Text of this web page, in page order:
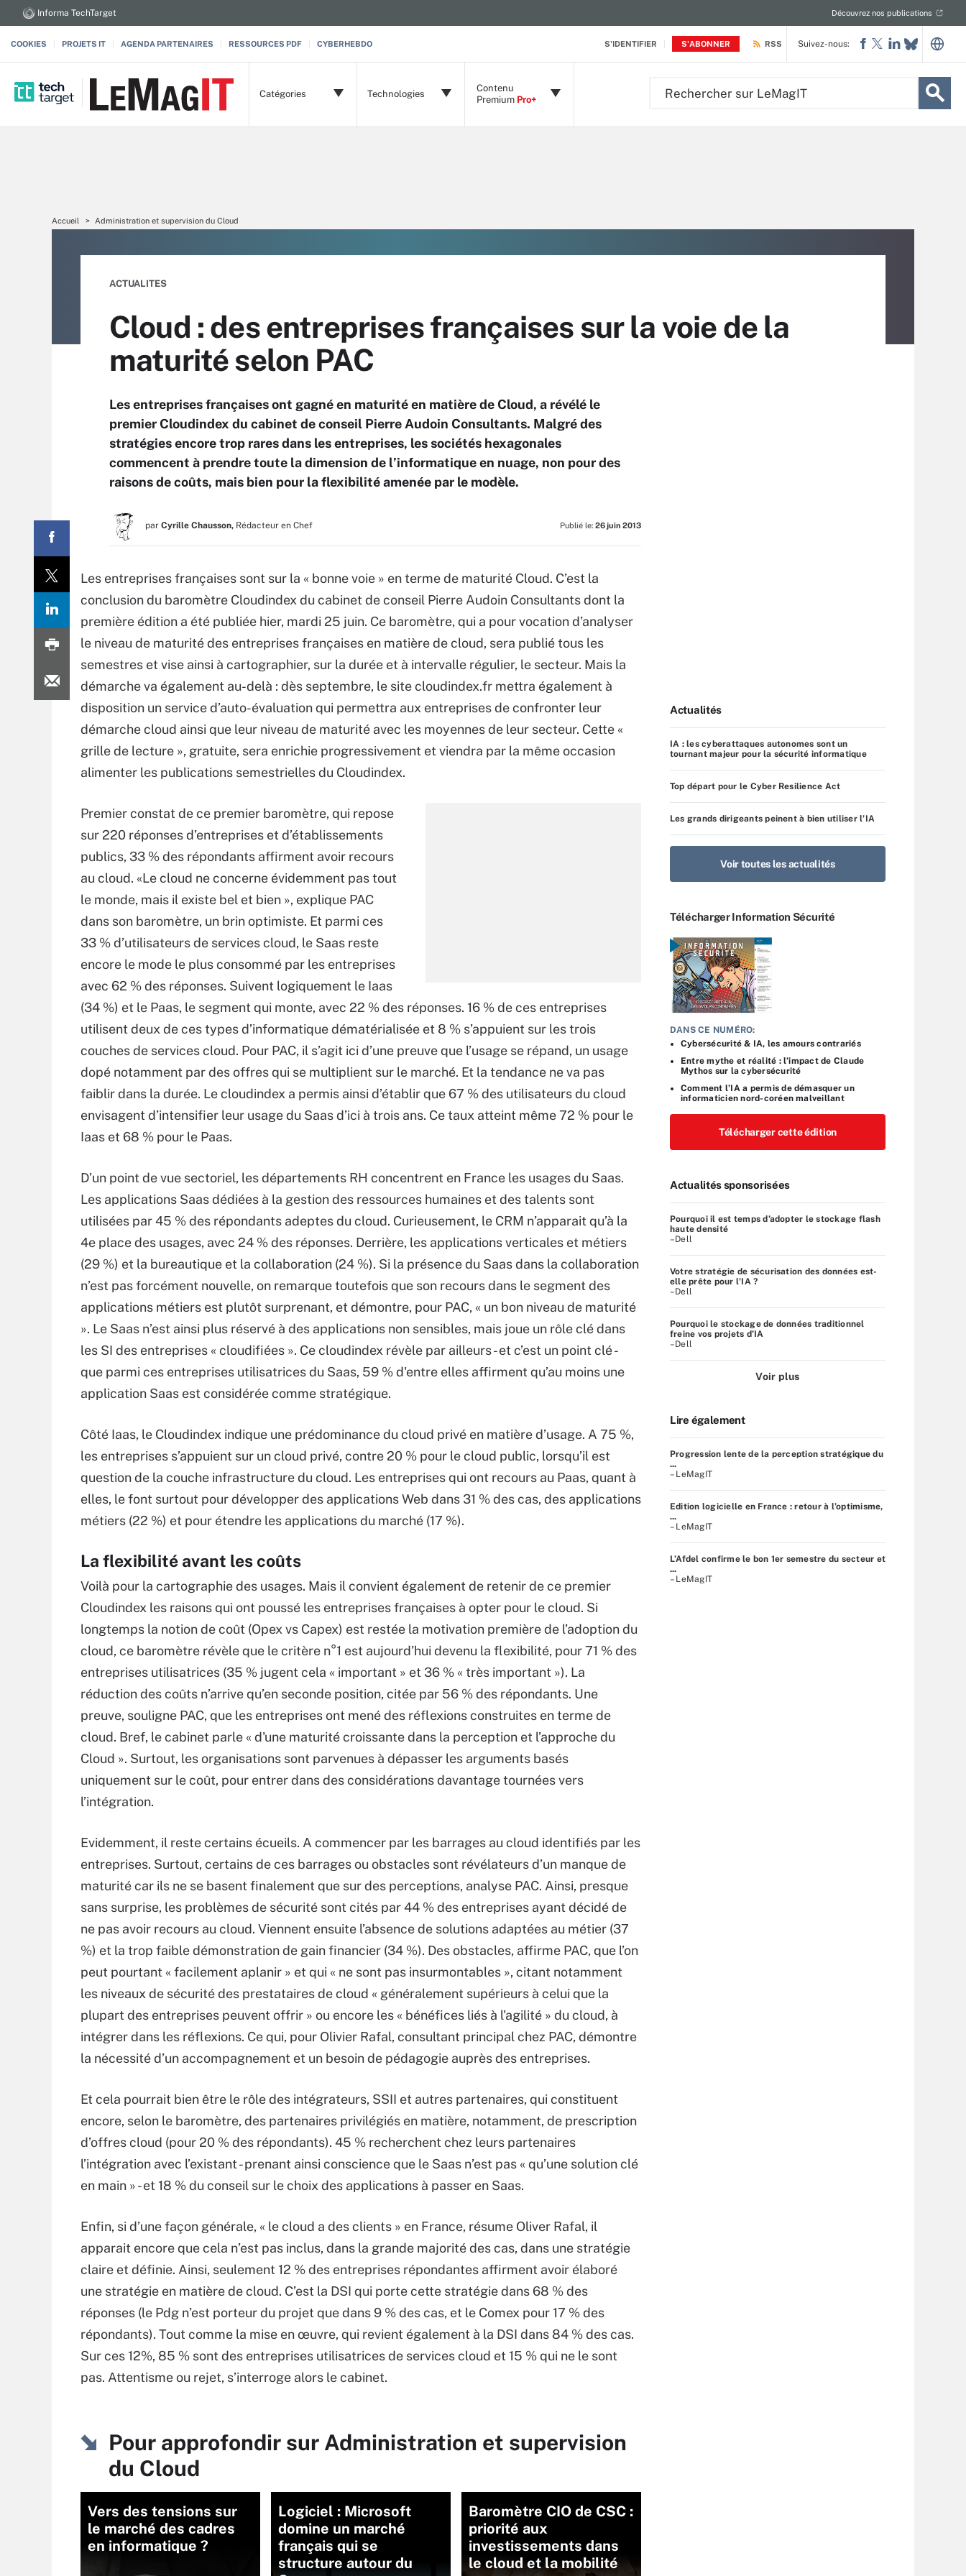
S'IDENTIFIER S'ABONNER
Informa TechTarget Découvrez nos publications
COOKIES PROJETS IT AGENDA PARTENAIRES RESSOURCES PDF CYBERHEBDO RSS
Catégories Technologies
Contenu
Premium Pro+
Suivez-nous:
Accueil Administration et supervision du Cloud
ACTUALITES
Cloud : des entreprises françaises sur la voie de la
maturité selon PAC
Les entreprises françaises ont gagné en maturité en matière de Cloud, a révélé le
premier Cloudindex du cabinet de conseil Pierre Audoin Consultants. Malgré des
stratégies encore trop rares dans les entreprises, les sociétés hexagonales
commencent à prendre toute la dimension de l’informatique en nuage, non pour des
raisons de coûts, mais bien pour la flexibilité amenée par le modèle.
par Cyrille Chausson, Rédacteur en Chef Publié le: 26 juin 2013
Les entreprises françaises sont sur la « bonne voie » en terme de maturité Cloud. C’est la
conclusion du baromètre Cloudindex du cabinet de conseil Pierre Audoin Consultants dont la
première édition a été publiée hier, mardi 25 juin. Ce baromètre, qui a pour vocation d’analyser
le niveau de maturité des entreprises françaises en matière de cloud, sera publié tous les
semestres et vise ainsi à cartographier, sur la durée et à intervalle régulier, le secteur. Mais la
démarche va également au-delà : dès septembre, le site cloudindex.fr mettra également à
disposition un service d’auto-évaluation qui permettra aux entreprises de confronter leur
démarche cloud ainsi que leur niveau de maturité avec les moyennes de leur secteur. Cette «
grille de lecture », gratuite, sera enrichie progressivement et viendra par la même occasion
alimenter les publications semestrielles du Cloudindex.
Premier constat de ce premier baromètre, qui repose
sur 220 réponses d’entreprises et d’établissements
publics, 33 % des répondants affirment avoir recours
au cloud. «Le cloud ne concerne évidemment pas tout
le monde, mais il existe bel et bien », explique PAC
dans son baromètre, un brin optimiste. Et parmi ces
33 % d’utilisateurs de services cloud, le Saas reste
encore le mode le plus consommé par les entreprises
avec 62 % des réponses. Suivent logiquement le Iaas
(34 %) et le Paas, le segment qui monte, avec 22 % des réponses. 16 % de ces entreprises
utilisent deux de ces types d’informatique dématérialisée et 8 % s’appuient sur les trois
couches de services cloud. Pour PAC, il s’agit ici d’une preuve que l’usage se répand, un usage
dopé notamment par des offres qui se multiplient sur le marché. Et la tendance ne va pas
faiblir dans la durée. Le cloudindex a permis ainsi d’établir que 67 % des utilisateurs du cloud
envisagent d’intensifier leur usage du Saas d’ici à trois ans. Ce taux atteint même 72 % pour le
Iaas et 68 % pour le Paas.
D’un point de vue sectoriel, les départements RH concentrent en France les usages du Saas.
Les applications Saas dédiées à la gestion des ressources humaines et des talents sont
utilisées par 45 % des répondants adeptes du cloud. Curieusement, le CRM n’apparait qu’à la
4e place des usages, avec 24 % des réponses. Derrière, les applications verticales et métiers
(29 %) et la bureautique et la collaboration (24 %). Si la présence du Saas dans la collaboration
n’est pas forcément nouvelle, on remarque toutefois que son recours dans le segment des
applications métiers est plutôt surprenant, et démontre, pour PAC, « un bon niveau de maturité
». Le Saas n’est ainsi plus réservé à des applications non sensibles, mais joue un rôle clé dans
les SI des entreprises « cloudifiées ». Ce cloudindex révèle par ailleurs - et c’est un point clé -
que parmi ces entreprises utilisatrices du Saas, 59 % d'entre elles affirment qu’au moins une
application Saas est considérée comme stratégique.
Côté Iaas, le Cloudindex indique une prédominance du cloud privé en matière d’usage. A 75 %,
les entreprises s’appuient sur un cloud privé, contre 20 % pour le cloud public, lorsqu’il est
question de la couche infrastructure du cloud. Les entreprises qui ont recours au Paas, quant à
elles, le font surtout pour développer des applications Web dans 31 % des cas, des applications
métiers (22 %) et pour étendre les applications du marché (17 %).
La flexibilité avant les coûts
Voilà pour la cartographie des usages. Mais il convient également de retenir de ce premier
Cloudindex les raisons qui ont poussé les entreprises françaises à opter pour le cloud. Si
longtemps la notion de coût (Opex vs Capex) est restée la motivation première de l’adoption du
cloud, ce baromètre révèle que le critère n°1 est aujourd’hui devenu la flexibilité, pour 71 % des
entreprises utilisatrices (35 % jugent cela « important » et 36 % « très important »). La
réduction des coûts n’arrive qu’en seconde position, citée par 56 % des répondants. Une
preuve, souligne PAC, que les entreprises ont mené des réflexions construites en terme de
cloud. Bref, le cabinet parle « d'une maturité croissante dans la perception et l’approche du
Cloud ». Surtout, les organisations sont parvenues à dépasser les arguments basés
uniquement sur le coût, pour entrer dans des considérations davantage tournées vers
l’intégration.
Evidemment, il reste certains écueils. A commencer par les barrages au cloud identifiés par les
entreprises. Surtout, certains de ces barrages ou obstacles sont révélateurs d’un manque de
maturité car ils ne se basent finalement que sur des perceptions, analyse PAC. Ainsi, presque
sans surprise, les problèmes de sécurité sont cités par 44 % des entreprises ayant décidé de
ne pas avoir recours au cloud. Viennent ensuite l’absence de solutions adaptées au métier (37
%) et la trop faible démonstration de gain financier (34 %). Des obstacles, affirme PAC, que l’on
peut pourtant « facilement aplanir » et qui « ne sont pas insurmontables », citant notamment
les niveaux de sécurité des prestataires de cloud « généralement supérieurs à celui que la
plupart des entreprises peuvent offrir » ou encore les « bénéfices liés à l'agilité » du cloud, à
intégrer dans les réflexions. Ce qui, pour Olivier Rafal, consultant principal chez PAC, démontre
la nécessité d’un accompagnement et un besoin de pédagogie auprès des entreprises.
Et cela pourrait bien être le rôle des intégrateurs, SSII et autres partenaires, qui constituent
encore, selon le baromètre, des partenaires privilégiés en matière, notamment, de prescription
d’offres cloud (pour 20 % des répondants). 45 % recherchent chez leurs partenaires
l’intégration avec l’existant - prenant ainsi conscience que le Saas n’est pas « qu’une solution clé
en main » - et 18 % du conseil sur le choix des applications à passer en Saas.
Enfin, si d’une façon générale, « le cloud a des clients » en France, résume Oliver Rafal, il
apparait encore que cela n’est pas inclus, dans la grande majorité des cas, dans une stratégie
claire et définie. Ainsi, seulement 12 % des entreprises répondantes affirment avoir élaboré
une stratégie en matière de cloud. C’est la DSI qui porte cette stratégie dans 68 % des
réponses (le Pdg n’est porteur du projet que dans 9 % des cas, et le Comex pour 17 % des
répondants). Tout comme la mise en œuvre, qui revient également à la DSI dans 84 % des cas.
Sur ces 12%, 85 % sont des entreprises utilisatrices de services cloud et 15 % qui ne le sont
pas. Attentisme ou rejet, s’interroge alors le cabinet.
Pour approfondir sur Administration et supervision
du Cloud
Vers des tensions sur
le marché des cadres
en informatique ?
Logiciel : Microsoft
domine un marché
français qui se
structure autour du
Baromètre CIO de CSC :
priorité aux
investissements dans
le cloud et la mobilité
Actualités
IA : les cyberattaques autonomes sont un
tournant majeur pour la sécurité informatique
Top départ pour le Cyber Resilience Act
Les grands dirigeants peinent à bien utiliser l’IA
Voir toutes les actualités
Télécharger Information Sécurité
DANS CE NUMÉRO:
Cybersécurité & IA, les amours contrariés
Entre mythe et réalité : l’impact de Claude
Mythos sur la cybersécurité
Comment l’IA a permis de démasquer un
informaticien nord-coréen malveillant
Télécharger cette édition
Actualités sponsorisées
Pourquoi il est temps d’adopter le stockage flash
haute densité
–Dell
Votre stratégie de sécurisation des données est-
elle prête pour l'IA ?
–Dell
Pourquoi le stockage de données traditionnel
freine vos projets d’IA
–Dell
Voir plus
Lire également
Progression lente de la perception stratégique du
...
– LeMagIT
Edition logicielle en France : retour à l’optimisme,
...
– LeMagIT
L’Afdel confirme le bon 1er semestre du secteur et
...
– LeMagIT